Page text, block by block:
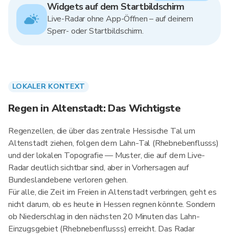
Widgets auf dem Startbildschirm
Live-Radar ohne App-Öffnen – auf deinem
Sperr- oder Startbildschirm.
LOKALER KONTEXT
Regen in Altenstadt: Das Wichtigste
Regenzellen, die über das zentrale Hessische Tal um
Altenstadt ziehen, folgen dem Lahn-Tal (Rhebnebenflusss)
und der lokalen Topografie — Muster, die auf dem Live-
Radar deutlich sichtbar sind, aber in Vorhersagen auf
Bundeslandebene verloren gehen.
Für alle, die Zeit im Freien in Altenstadt verbringen, geht es
nicht darum, ob es heute in Hessen regnen könnte. Sondern
ob Niederschlag in den nächsten 20 Minuten das Lahn-
Einzugsgebiet (Rhebnebenflusss) erreicht. Das Radar